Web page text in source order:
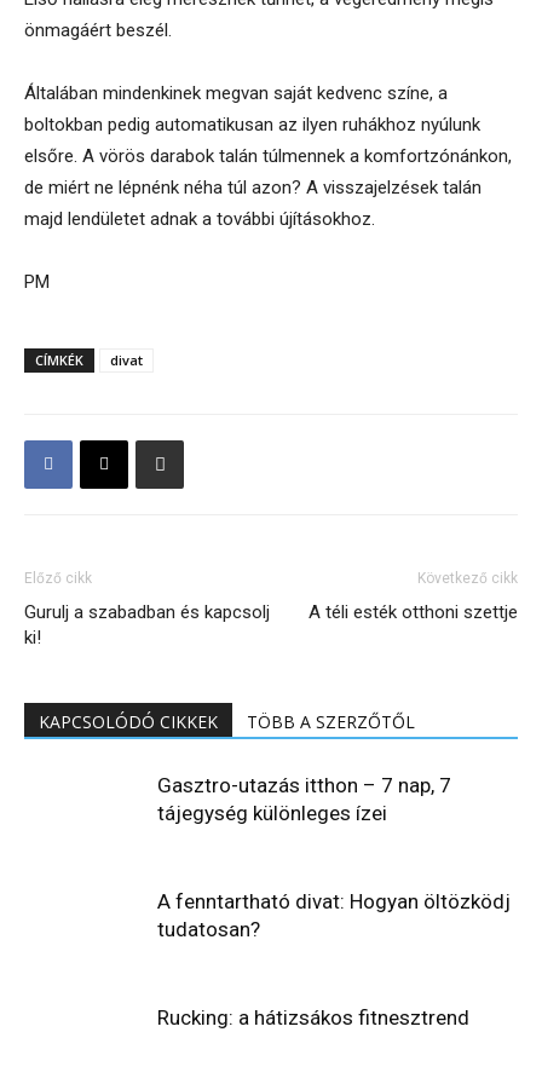
önmagáért beszél.
Általában mindenkinek megvan saját kedvenc színe, a
boltokban pedig automatikusan az ilyen ruhákhoz nyúlunk
elsőre. A vörös darabok talán túlmennek a komfortzónánkon,
de miért ne lépnénk néha túl azon? A visszajelzések talán
majd lendületet adnak a további újításokhoz.
PM
CÍMKÉK divat
Előző cikk
Gurulj a szabadban és kapcsolj
ki!
Következő cikk
A téli esték otthoni szettje
KAPCSOLÓDÓ CIKKEK TÖBB A SZERZŐTŐL
Gasztro-utazás itthon – 7 nap, 7
tájegység különleges ízei
A fenntartható divat: Hogyan öltözködj
tudatosan?
Rucking: a hátizsákos fitnesztrend